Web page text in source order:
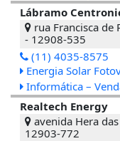
Lábramo
rua Francisca de
- 12908-535
(11) 4035-8575
Energia Solar
Informática –
Realtech Energy
avenida Hera
12903-772